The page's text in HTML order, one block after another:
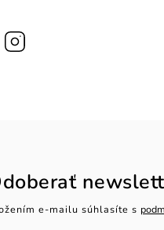
e-mailu súhlasíte s